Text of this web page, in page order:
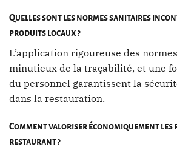
Quelles sont les normes sanitaires
produits locaux ?
L’application rigoureuse des
minutieux de la traçabilité, et une
du personnel garantissent la
dans la restauration.
Comment valoriser économiquement
restaurant ?